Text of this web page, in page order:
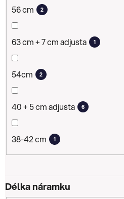
56 cm 2
63 cm + 7 cm adjusta 1
54cm 2
40 + 5 cm adjusta 6
38-42 cm 1
Délka náramku